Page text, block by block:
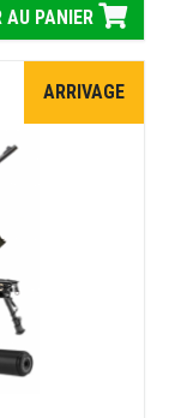
AU PANIER
ARRIVAGE